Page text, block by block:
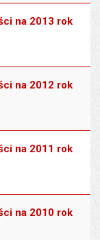
na 2013 rok
na 2012 rok
na 2011 rok
na 2010 rok